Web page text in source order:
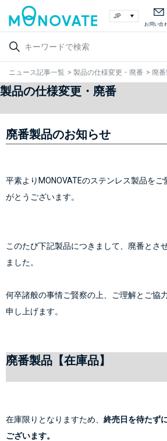
お問い合
ニュース記事一覧 > 製品の仕様変更・廃番 > 廃
製品の仕様変更・廃番
廃番製品のお知らせ
平素よりMONOVATEのステンレス製品をご
がとうございます。
このたび下記製品につきまして、廃番とさ
ました。
何卒諸般の事情ご賢察の上、ご理解とご協
申し上げます。
廃番製品【在庫品】
在庫限りとなりますため、 終売日を待たず
ございます。